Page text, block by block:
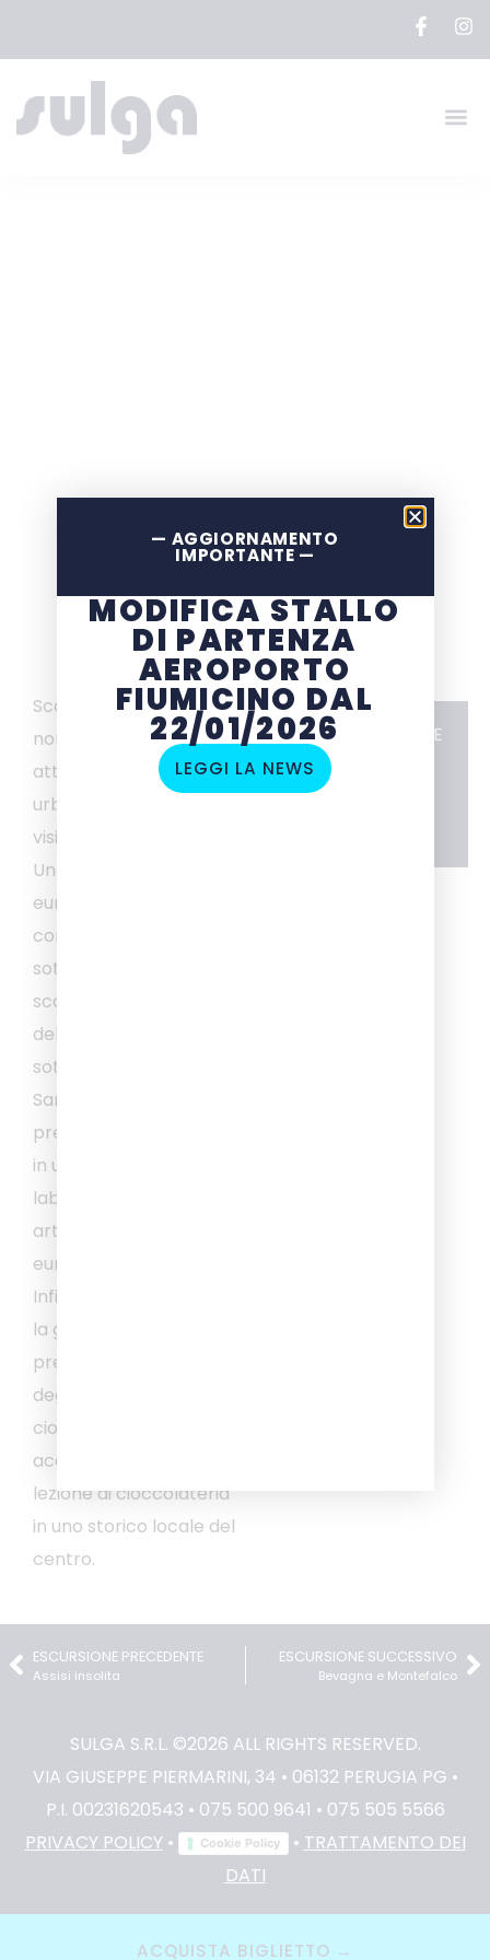
Scopri Perugia come
non l’hai mai vista,
attraverso un trekking
urbano che ti porterà a
visitare anche Perugia
Underground (biglietto
euro 8,00 a persona),
con il passaggio
sotterraneo dalle
scalette
dell’acquedotto fin
sotto la Cattedrale di
San Lorenzo. Il tour
prevede anche la visita
in uno storico
laboratorio di vetrate
artistiche (biglietto
euro 5,00 a persona).
Infine, per concludere
la giornata al meglio, è
prevista una
degustazione di ottimo
cioccolato,
accompagnata da una
lezione di cioccolateria
in uno storico locale del
centro.
CARATTERISTICHE
6 ore
a partire da
ESCURSIONE PRECEDENTE
Assisi insolita
ESCURSIONE SUCCESSIVO
Bevagna e Montefalco
SULGA S.R.L. ©2026 ALL RIGHTS RESERVED.
VIA GIUSEPPE PIERMARINI, 34 • 06132 PERUGIA PG •
P.I. 00231620543 • 075 500 9641 • 075 505 5566
PRIVACY POLICY• Cookie Policy • TRATTAMENTO DEI
DATI
ACQUISTA BIGLIETTO →
— AGGIORNAMENTO
IMPORTANTE —
MODIFICA STALLO
DI PARTENZA
AEROPORTO
FIUMICINO DAL
22/01/2026
LEGGI LA NEWS